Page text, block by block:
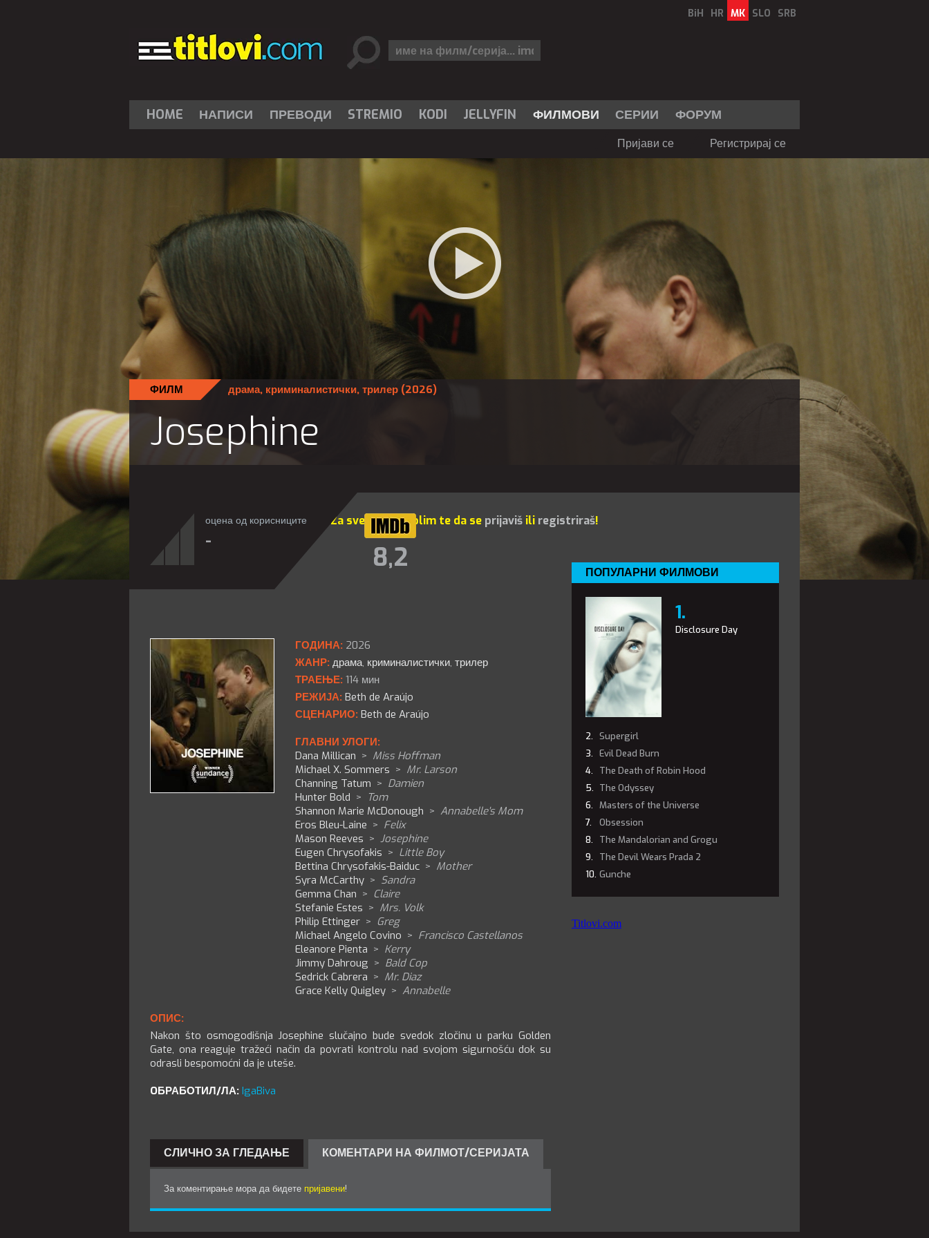
BiH HR MK SLO SRB
HOME НАПИСИ ПРЕВОДИ STREMIO KODI JELLYFIN ФИЛМОВИ СЕРИИ ФОРУМ
Пријави се Регистрирај се
ФИЛМ драма, криминалистички, трилер (2026)
Josephine
Za sve opcije molim te da se prijaviš ili registriraš!
оцена од корисниците
-
8,2
ГОДИНА: 2026
ЖАНР: драма, криминалистички, трилер
ТРАЕЊЕ: 114 мин
РЕЖИЈА: Beth de Araújo
СЦЕНАРИО: Beth de Araújo
ГЛАВНИ УЛОГИ:
Dana Millican > Miss Hoffman
Michael X. Sommers > Mr. Larson
Channing Tatum > Damien
Hunter Bold > Tom
Shannon Marie McDonough > Annabelle's Mom
Eros Bleu-Laine > Felix
Mason Reeves > Josephine
Eugen Chrysofakis > Little Boy
Bettina Chrysofakis-Baiduc > Mother
Syra McCarthy > Sandra
Gemma Chan > Claire
Stefanie Estes > Mrs. Volk
Philip Ettinger > Greg
Michael Angelo Covino > Francisco Castellanos
Eleanore Pienta > Kerry
Jimmy Dahroug > Bald Cop
Sedrick Cabrera > Mr. Diaz
Grace Kelly Quigley > Annabelle
ОПИС:
Nakon što osmogodišnja Josephine slučajno bude svedok zločinu u parku Golden
Gate, ona reaguje tražeći način da povrati kontrolu nad svojom sigurnošću dok su
odrasli bespomoćni da je uteše.
OБРАБОТИЛ/ЛА: IgaBiva
СЛИЧНО ЗА ГЛЕДАЊЕ КОМЕНТАРИ НА ФИЛМОТ/СЕРИЈАТА
За коментирање мора да бидете пријавени!
ПОПУЛАРНИ ФИЛМОВИ
Disclosure Day
Supergirl
Evil Dead Burn
The Death of Robin Hood
The Odyssey
Masters of the Universe
Obsession
The Mandalorian and Grogu
The Devil Wears Prada 2
Gunche
Titlovi.com